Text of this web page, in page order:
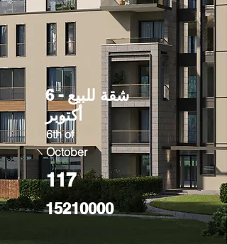
شقة للبيع - 6
أكتوبر
6th of
October
117
15210000